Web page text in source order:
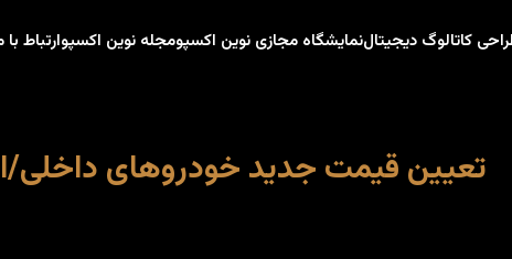
کاتالوگ دیجیتالنمایشگاه مجازی نوین اکسپومجله نوین اکسپوارتباط با
تعیین قیمت جدید خودروهای داخلی/